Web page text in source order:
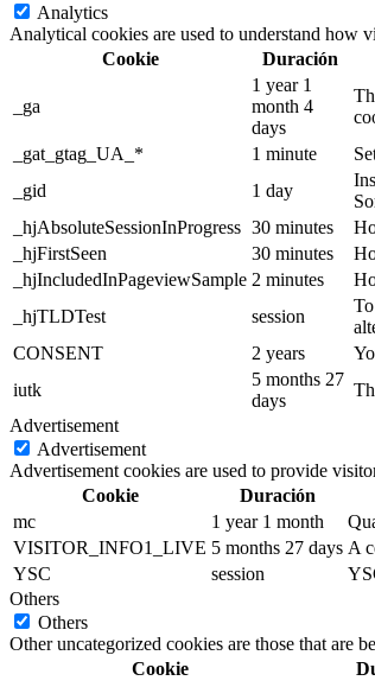
Analytics
Analytical cookies are used to understand how
Cookie
Duración
_ga
1 year 1
month 4
days
_gat_gtag_UA_*
1 minute
_gid
1 day
_hjAbsoluteSessionInProgress 30 minutes
_hjFirstSeen
30 minutes
_hjIncludedInPageviewSample 2 minutes
_hjTLDTest
session
CONSENT
2 years
iutk
5 months 27
days
Advertisement
Advertisement
Advertisement cookies are used to provide
Cookie
Duración
mc
1 year 1 month
VISITOR_INFO1_LIVE 5 months 27 days A
YSC
session
Others
Others
Other uncategorized cookies are those that are
Cookie